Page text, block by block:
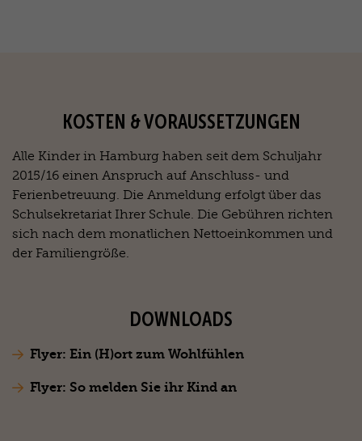
KOSTEN & VORAUSSETZUNGEN
Alle Kinder in Hamburg haben seit dem Schuljahr
2015/16 einen Anspruch auf Anschluss- und
Ferienbetreuung. Die Anmeldung erfolgt über das
Schulsekretariat Ihrer Schule. Die Gebühren richten
sich nach dem monatlichen Nettoeinkommen und
der Familiengröße.
DOWNLOADS
Flyer: Ein (H)ort zum Wohlfühlen
Flyer: So melden Sie ihr Kind an